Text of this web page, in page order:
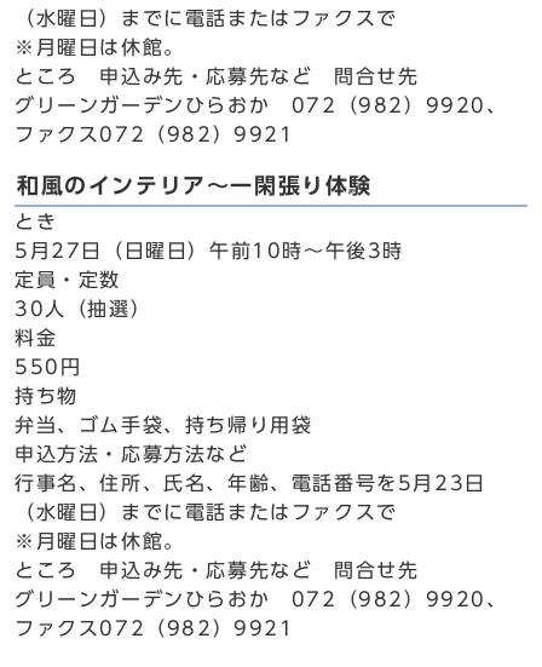
（水曜日）までに電話またはファクスで
※月曜日は休館。
ところ 申込み先・応募先など 問合せ先
グリーンガーデンひらおか 072（982）9920、
ファクス072（982）9921
和風のインテリア～一閑張り体験
とき
5月27日（日曜日）午前10時～午後3時
定員・定数
30人（抽選）
料金
550円
持ち物
弁当、ゴム手袋、持ち帰り用袋
申込方法・応募方法など
行事名、住所、氏名、年齢、電話番号を5月23日
（水曜日）までに電話またはファクスで
※月曜日は休館。
ところ 申込み先・応募先など 問合せ先
グリーンガーデンひらおか 072（982）9920、
ファクス072（982）9921